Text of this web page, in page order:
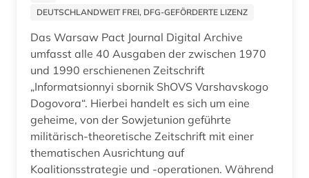
und filmwissenschaft (1)
fid benelux (1)
fid nordeuropa (1)
Skandinavien (1)
Slowakei (2)
Spanien (3)
Suedamerika (4)
Suedostasien (1)
DEUTSCHLANDWEIT FREI, DFG-GEFÖRDERTE LIZENZ
Das Warsaw Pact Journal Digital Archive
umfasst alle 40 Ausgaben der zwischen 1970
und 1990 erschienenen Zeitschrift
„Informatsionnyi sbornik ShOVS Varshavskogo
Dogovora“. Hierbei handelt es sich um eine
geheime, von der Sowjetunion geführte
militärisch-theoretische Zeitschrift mit einer
thematischen Ausrichtung auf
Koalitionsstrategie und -operationen. Während